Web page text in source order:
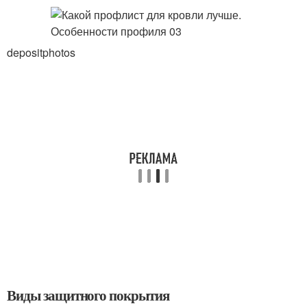
depositphotos
Виды защитного покрытия